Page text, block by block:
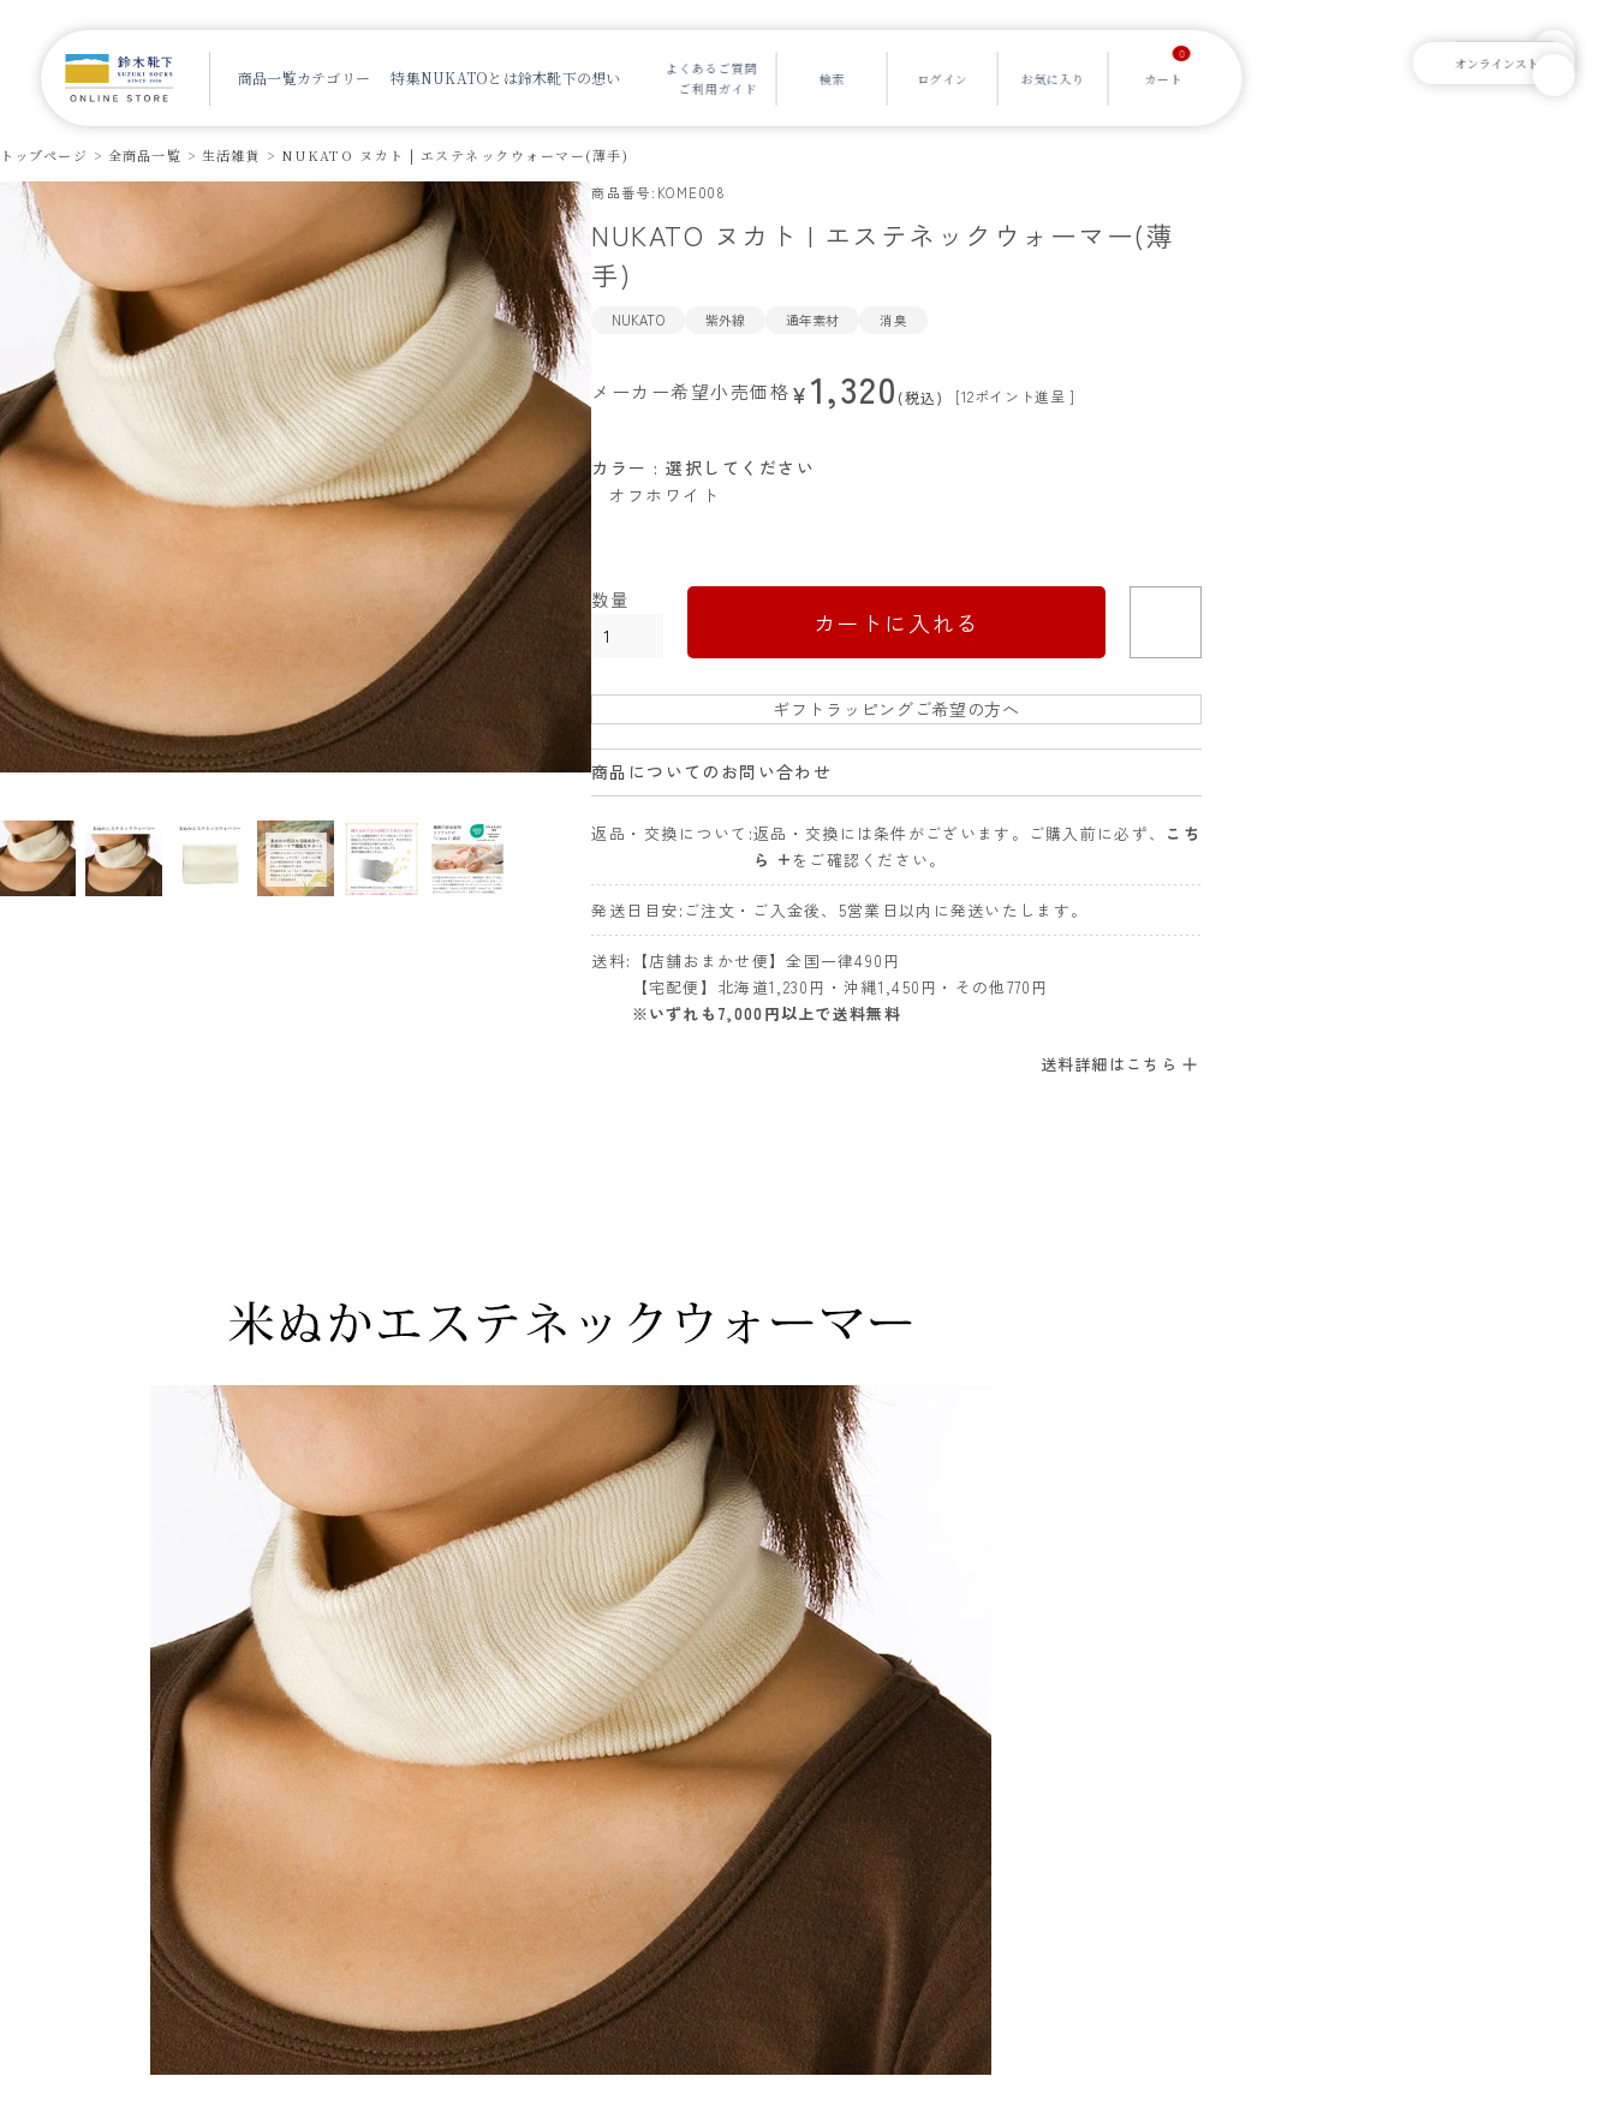
商品一覧カテゴリー 特集NUKATOとは鈴木靴下の想い
よくあるご質問
ご利用ガイド
0
トップページ 全商品一覧 生活雑貨
NUKATO ヌカト | エステネックウォーマー(薄手)
商品番号 KOME008
NUKATO ヌカト | エステネックウォーマー(薄
手)
NUKATO 紫外線 通年素材 消臭
メーカー希望小売価格¥1,320 税込 [12ポイント進呈 ]
カラー
選択してください
オフホワイト
カートに入れる
ギフトラッピングご希望の方へ
商品についてのお問い合わせ
返品・交換について 返品・交換には条件がございます。ご購入前に必ず、 こち
ら + をご確認ください。
発送日目安 ご注文・ご入金後、5営業日以内に発送いたします。
送料
【店舗おまかせ便】全国一律490円
【宅配便】北海道1,230円・沖縄1,450円・その他770円
※いずれも7,000円以上で送料無料
送料詳細はこちら